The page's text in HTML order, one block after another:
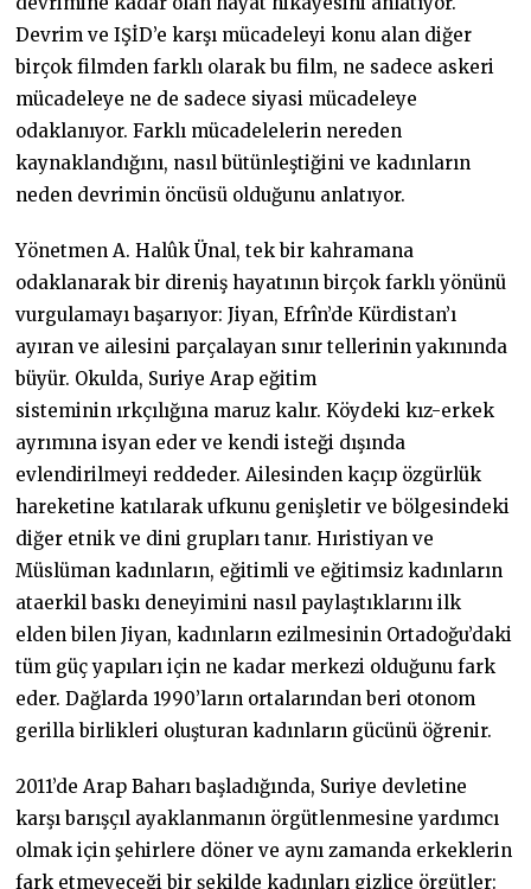
Devrim ve IŞİD’e karşı mücadeleyi konu alan diğer
birçok filmden farklı olarak bu film, ne sadece askeri
mücadeleye ne de sadece siyasi mücadeleye
odaklanıyor. Farklı mücadelelerin nereden
kaynaklandığını, nasıl bütünleştiğini ve kadınların
neden devrimin öncüsü olduğunu anlatıyor.
Yönetmen A. Halûk Ünal, tek bir kahramana
odaklanarak bir direniş hayatının birçok farklı yönünü
vurgulamayı başarıyor: Jiyan, Efrîn’de Kürdistan’ı
ayıran ve ailesini parçalayan sınır tellerinin yakınında
büyür. Okulda, Suriye Arap eğitim
sisteminin ırkçılığına maruz kalır. Köydeki kız-erkek
ayrımına isyan eder ve kendi isteği dışında
evlendirilmeyi reddeder. Ailesinden kaçıp özgürlük
hareketine katılarak ufkunu genişletir ve bölgesindeki
diğer etnik ve dini grupları tanır. Hıristiyan ve
Müslüman kadınların, eğitimli ve eğitimsiz kadınların
ataerkil baskı deneyimini nasıl paylaştıklarını ilk
elden bilen Jiyan, kadınların ezilmesinin Ortadoğu’daki
tüm güç yapıları için ne kadar merkezi olduğunu fark
eder. Dağlarda 1990’ların ortalarından beri otonom
gerilla birlikleri oluşturan kadınların gücünü öğrenir.
2011’de Arap Baharı başladığında, Suriye devletine
karşı barışçıl ayaklanmanın örgütlenmesine yardımcı
olmak için şehirlere döner ve aynı zamanda erkeklerin
fark etmeyeceği bir şekilde kadınları gizlice örgütler: